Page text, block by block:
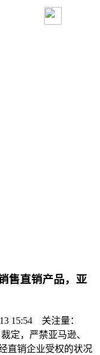
售直销产品，亚
15:54 关注量：
定，严禁亚马逊、
直销企业受权的状况